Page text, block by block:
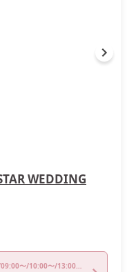
WEDDING
〜/10:00〜/13:00〜/17:00〜